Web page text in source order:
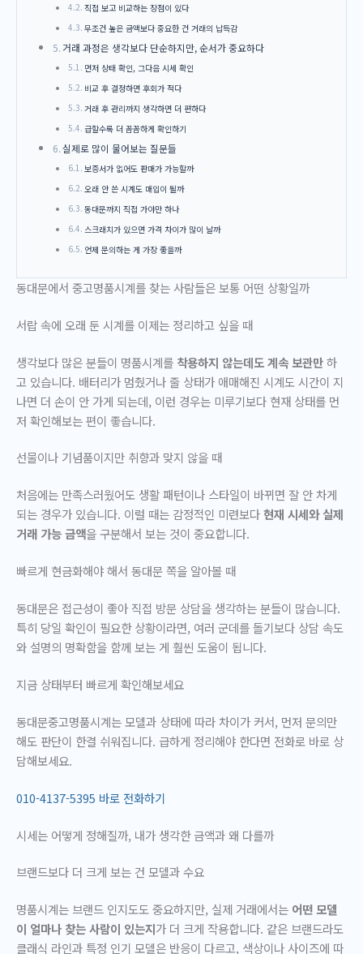
직접 보고 비교하는 장점이 있다
무조건 높은 금액보다 중요한 건 거래의 납득감
거래 과정은 생각보다 단순하지만, 순서가 중요하다
먼저 상태 확인, 그다음 시세 확인
비교 후 결정하면 후회가 적다
거래 후 관리까지 생각하면 더 편하다
급할수록 더 꼼꼼하게 확인하기
실제로 많이 물어보는 질문들
보증서가 없어도 판매가 가능할까
오래 안 쓴 시계도 매입이 될까
동대문까지 직접 가야만 하나
스크래치가 있으면 가격 차이가 많이 날까
언제 문의하는 게 가장 좋을까
동대문에서 중고명품시계를 찾는 사람들은 보통 어떤 상황일까
서랍 속에 오래 둔 시계를 이제는 정리하고 싶을 때
생각보다 많은 분들이 명품시계를 착용하지 않는데도 계속 보관만하
고 있습니다. 배터리가 멈췄거나 줄 상태가 애매해진 시계도 시간이 지
나면 더 손이 안 가게 되는데, 이런 경우는 미루기보다 현재 상태를 먼
저 확인해보는 편이 좋습니다.
선물이나 기념품이지만 취향과 맞지 않을 때
처음에는 만족스러웠어도 생활 패턴이나 스타일이 바뀌면 잘 안 차게
되는 경우가 있습니다. 이럴 때는 감정적인 미련보다현재 시세와 실제
거래 가능 금액을 구분해서 보는 것이 중요합니다.
빠르게 현금화해야 해서 동대문 쪽을 알아볼 때
동대문은 접근성이 좋아 직접 방문 상담을 생각하는 분들이 많습니다.
특히 당일 확인이 필요한 상황이라면, 여러 군데를 돌기보다 상담 속도
와 설명의 명확함을 함께 보는 게 훨씬 도움이 됩니다.
지금 상태부터 빠르게 확인해보세요
동대문중고명품시계는 모델과 상태에 따라 차이가 커서, 먼저 문의만
해도 판단이 한결 쉬워집니다. 급하게 정리해야 한다면 전화로 바로 상
담해보세요.
010-4137-5395 바로 전화하기
시세는 어떻게 정해질까, 내가 생각한 금액과 왜 다를까
브랜드보다 더 크게 보는 건 모델과 수요
명품시계는 브랜드 인지도도 중요하지만, 실제 거래에서는 어떤 모델
이 얼마나 찾는 사람이 있는지가 더 크게 작용합니다. 같은 브랜드라도
클래식 라인과 특정 인기 모델은 반응이 다르고, 색상이나 사이즈에 따